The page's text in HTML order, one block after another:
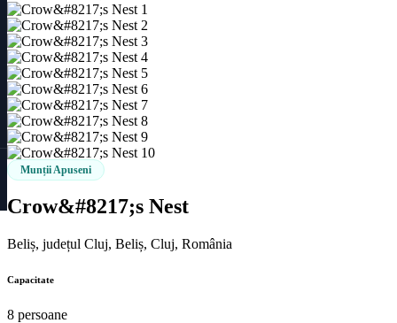
Munții Apuseni
Crow&#8217;s Nest
Beliș, județul Cluj, Beliș, Cluj, România
Capacitate
8 persoane